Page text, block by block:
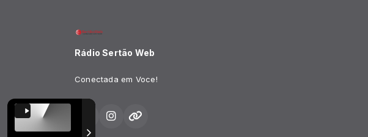
Rádio Sertão Web
Conectada em Voce!